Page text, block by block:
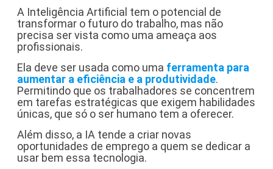
A Inteligência Artificial tem o potencial de
transformar o futuro do trabalho, mas não
precisa ser vista como uma ameaça aos
profissionais.
Ela deve ser usada como uma ferramenta para
aumentar a eficiência e a produtividade.
Permitindo que os trabalhadores se concentrem
em tarefas estratégicas que exigem habilidades
únicas, que só o ser humano tem a oferecer.
Além disso, a IA tende a criar novas
oportunidades de emprego a quem se dedicar a
usar bem essa tecnologia.